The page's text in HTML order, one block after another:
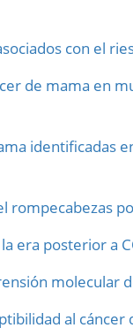
con el
de mama en
identificadas
rompecabezas
era posterior a
molecular
al